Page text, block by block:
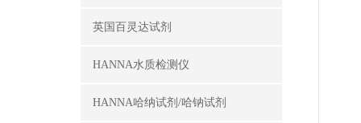
英国百灵达试剂
HANNA水质检测仪
HANNA哈纳试剂/哈钠试剂